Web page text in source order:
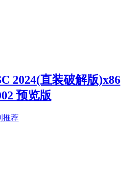
2024(直装破解版)x86
预览版
推荐